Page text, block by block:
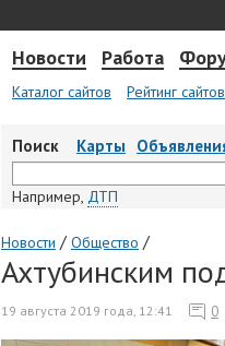
Новости Работа
Каталог сайтов Рейтинг сайтов
Поиск Карты
Например, ДТП
Новости / Общество /
Ахтубинским
19 августа 2019 года, 12:41 0